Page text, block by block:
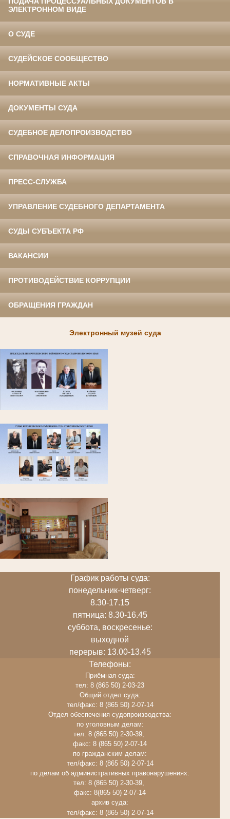
ЭЛЕКТРОННОМ ВИДЕ
О СУДЕ
СУДЕЙСКОЕ СООБЩЕСТВО
НОРМАТИВНЫЕ АКТЫ
ДОКУМЕНТЫ СУДА
СУДЕБНОЕ ДЕЛОПРОИЗВОДСТВО
СПРАВОЧНАЯ ИНФОРМАЦИЯ
ПРЕСС-СЛУЖБА
УПРАВЛЕНИЕ СУДЕБНОГО ДЕПАРТАМЕНТА
СУДЫ СУБЪЕКТА РФ
ВАКАНСИИ
ПРОТИВОДЕЙСТВИЕ КОРРУПЦИИ
ОБРАЩЕНИЯ ГРАЖДАН
Электронный музей суда
График работы суда:
понедельник-четверг:
8.30-17.15
пятница: 8.30-16.45
суббота, воскресенье:
выходной
перерыв: 13.00-13.45
Телефоны:
Приёмная суда:
тел: 8 (865 50) 2-03-23
Общий отдел суда:
тел/факс: 8 (865 50) 2-07-14
Отдел обеспечения судопроизводства:
по уголовным делам:
тел: 8 (865 50) 2-30-39,
факс: 8 (865 50) 2-07-14
по гражданским делам:
тел/факс: 8 (865 50) 2-07-14
по делам об административных правонарушениях:
тел: 8 (865 50) 2-30-39,
факс: 8(865 50) 2-07-14
архив суда:
тел/факс: 8 (865 50) 2-07-14